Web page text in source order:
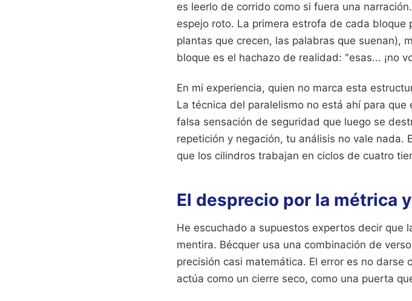
es leerlo de corrido como si fuera una
espejo roto. La primera estrofa de cada
plantas que crecen, las palabras que suenan),
bloque es el hachazo de realidad: "esas... ¡no
En mi experiencia, quien no marca esta
La técnica del paralelismo no está ahí para
falsa sensación de seguridad que luego se
repetición y negación, tu análisis no vale nada.
que los cilindros trabajan en ciclos de cuatro
El desprecio por la métrica
He escuchado a supuestos expertos decir que
mentira. Bécquer usa una combinación de
precisión casi matemática. El error es no
actúa como un cierre seco, como una puerta